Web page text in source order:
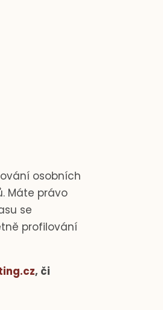
osobních
Máte právo
se
profilování
, či